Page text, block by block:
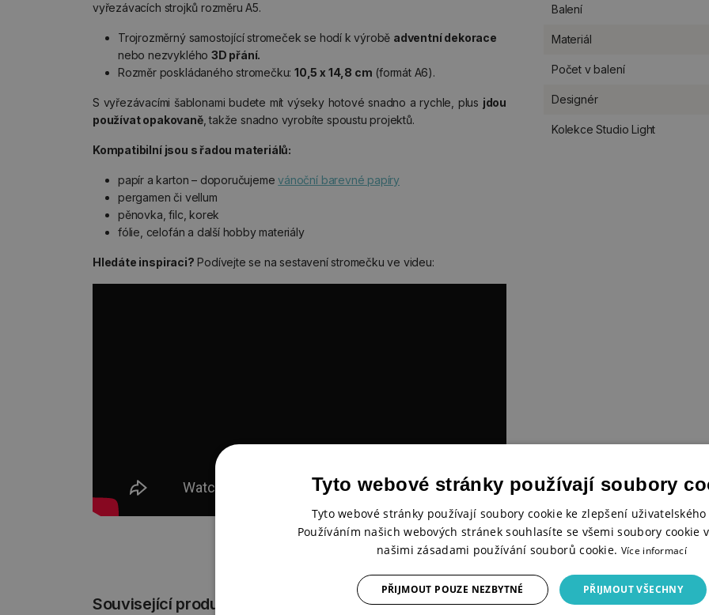
vyřezávacích strojků rozměru A5.
Trojrozměrný samostojící stromeček se hodí k výrobě adventní dekorace
nebo nezvyklého 3D přání.
Rozměr poskládaného stromečku:10,5 x 14,8 cm (formát A6).
S vyřezávacími šablonami budete mít výseky hotové snadno a rychle, plus jdou
používat opakovaně, takže snadno vyrobíte spoustu projektů.
Kompatibilní jsou s řadou materiálů:
papír a karton – doporučujemevánoční barevné papíry
pergamen či vellum
pěnovka, filc, korek
fólie, celofán a další hobby materiály
Hledáte inspiraci? Podívejte se na sestavení stromečku ve videu:
Balení
Materiál
Počet v balení
Designér
Kolekce Studio Light
Související produkty
Tyto webové stránky používají soubory
Tyto webové stránky používají soubory cookie ke zlepšení
Používáním našich webových stránek souhlasíte se všemi soubory cookie
našimi zásadami používání souborů cookie. Více informací
PŘIJMOUT VŠECHNY
PŘIJMOUT POUZE NEZBYTNÉ